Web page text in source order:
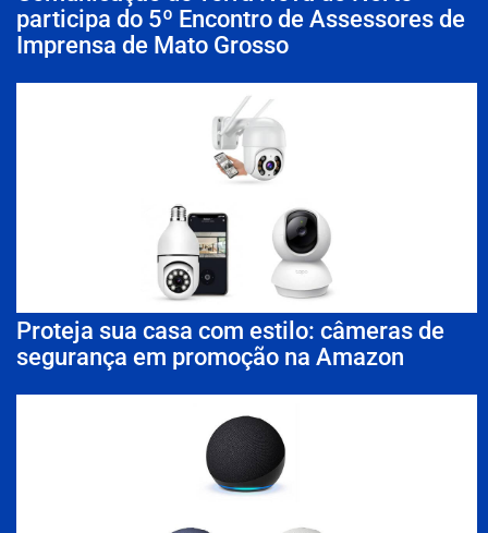
participa do 5º Encontro de Assessores de
Imprensa de Mato Grosso
Proteja sua casa com estilo: câmeras de
segurança em promoção na Amazon